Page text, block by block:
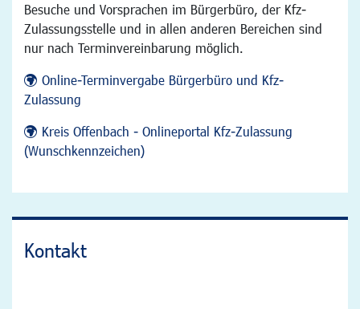
Besuche und Vorsprachen im Bürgerbüro, der Kfz-
Zulassungsstelle und in allen anderen Bereichen sind
nur nach Terminvereinbarung möglich.
Online-Terminvergabe Bürgerbüro und Kfz-
Zulassung
Kreis Offenbach - Onlineportal Kfz-Zulassung
(Wunschkennzeichen)
Kontakt